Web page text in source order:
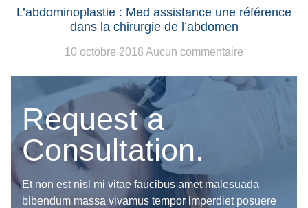
L’abdominoplastie : Med assistance une référence
dans la chirurgie de l’abdomen
10 octobre 2018 Aucun commentaire
Request a
Consultation.
Et non est nisl mi vitae faucibus amet malesuada
bibendum massa vivamus tempor imperdiet posuere